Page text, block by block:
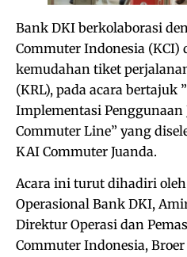
Bank DKI berkolaborasi
Commuter Indonesia
kemudahan tiket
(KRL), pada acara bertajuk
Implementasi Penggunaan
Commuter Line” yang
KAI Commuter Juanda.
Acara ini turut dihadiri
Operasional Bank DKI,
Direktur Operasi dan
Commuter Indonesia,